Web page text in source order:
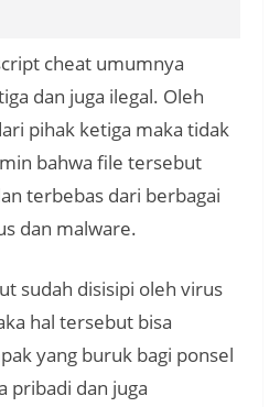
cheat umumnya
dan juga ilegal. Oleh
pihak ketiga maka tidak
bahwa file tersebut
terbebas dari berbagai
dan malware.
sudah disisipi oleh virus
hal tersebut bisa
yang buruk bagi ponsel
pribadi dan juga